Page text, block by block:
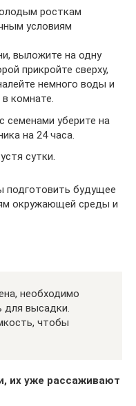
росткам
условиям
выложите на одну
прикройте сверху,
немного воды и
комнате.
семенами уберите на
на 24 часа.
сутки.
подготовить будущее
окружающей среды и
необходимо
для высадки.
чтобы
их уже рассаживают